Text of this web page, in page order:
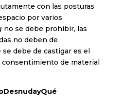
con las posturas
por varios
no se debe prohibir, las
no deben de
debe de castigar es el
consentimiento de material